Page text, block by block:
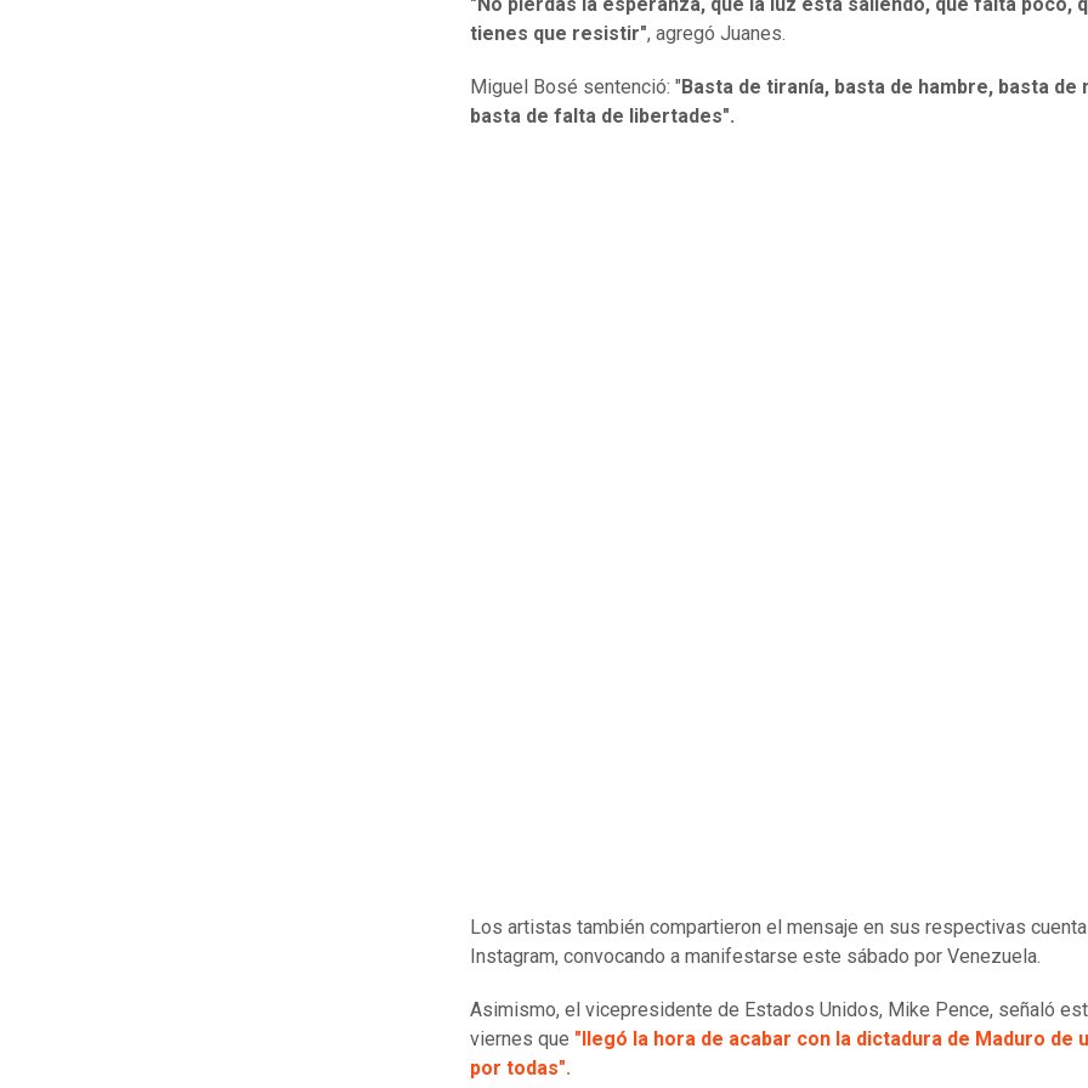
tienes que resistir", agregó Juanes.
Miguel Bosé sentenció: " Basta de tiranía, basta de hambre, basta de
basta de falta de libertades".
Los artistas también compartieron el mensaje en sus respectivas
Instagram, convocando a manifestarse este sábado por Venezuela.
Asimismo, el vicepresidente de Estados Unidos, Mike Pence, señaló
viernes que "llegó la hora de acabar con la dictadura de Maduro de
por todas".